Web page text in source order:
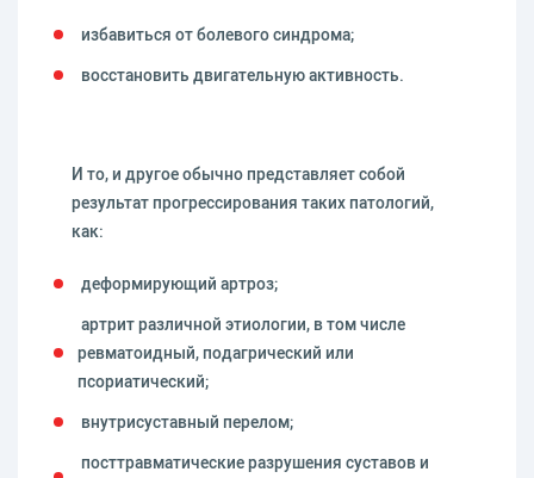
избавиться от болевого синдрома;
восстановить двигательную активность.
И то, и другое обычно представляет собой
результат прогрессирования таких патологий,
как:
деформирующий артроз;
артрит различной этиологии, в том числе
ревматоидный, подагрический или
псориатический;
внутрисуставный перелом;
посттравматические разрушения суставов и